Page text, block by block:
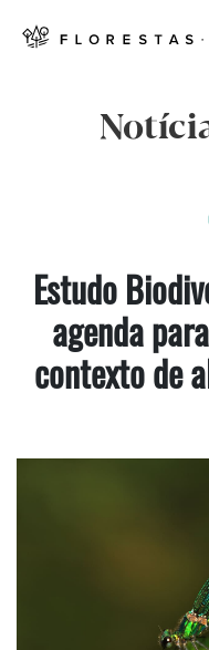
Estudo
agenda
contexto de